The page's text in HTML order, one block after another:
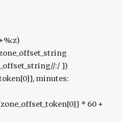
:/ })
minutes:
* 60 +